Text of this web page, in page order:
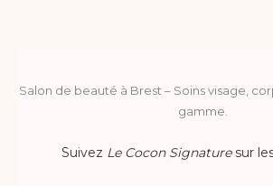
Salon de beauté à Brest – Soins visage,
gamme.
Suivez Le Cocon Signaturesur